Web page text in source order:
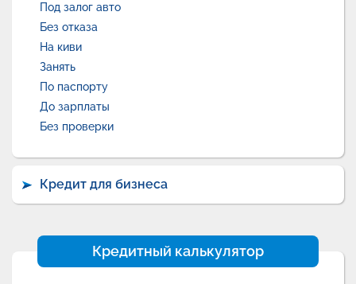
Под залог авто
Без отказа
На киви
Занять
По паспорту
До зарплаты
Без проверки
Кредит для бизнеса
Кредитный калькулятор